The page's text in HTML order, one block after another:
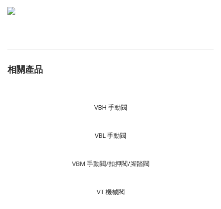
相關產品
VBH 手動閥
VBL 手動閥
VBM 手動閥/扣押閥/腳踏閥
VT 機械閥